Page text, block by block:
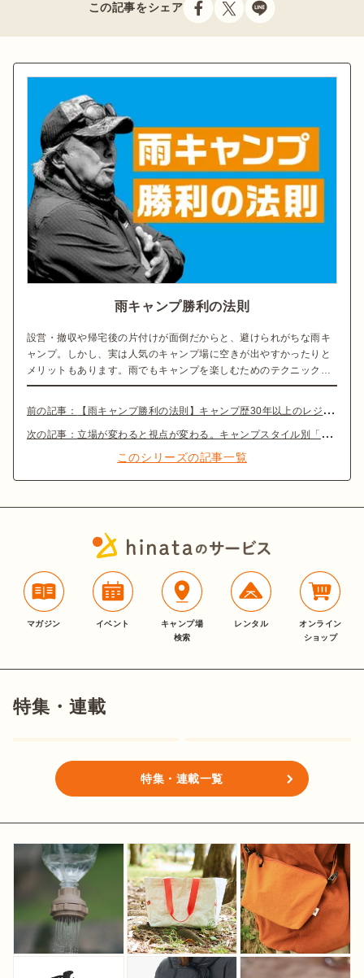
この記事をシェア
雨キャンプ勝利の法則
設営・撤収や帰宅後の片付けが面倒だからと、避けられがちな雨キ
ャンプ。しかし、実は人気のキャンプ場に空きが出やすかったりと
メリットもあります。雨でもキャンプを楽しむためのテクニック
や、みんなのキャンプスタイルを紹介します。
前の記事： 【雨キャンプ勝利の法則】キャンプ歴30年以上のレジェンド直伝、雨ならではの楽しみ方【過ごし方・撤収編】
次の記事：立場が変わると視点が変わる。キャンプスタイル別「私と雨のイイ関係」【雨キャンプ勝利の法則】
このシリーズの記事一覧
マガジン イベント
キャンプ場
検索
レンタル
オンライン
ショップ
特集・連載
特集・連載一覧